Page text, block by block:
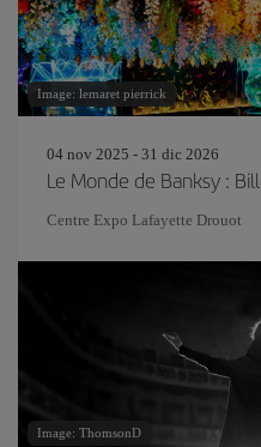
Image: lemaret pierrick
04 nov 2025 - 31 dic 2026
Le Monde de Banksy :
Centre Expo Lafayette Drouot
Image: ThomsonD